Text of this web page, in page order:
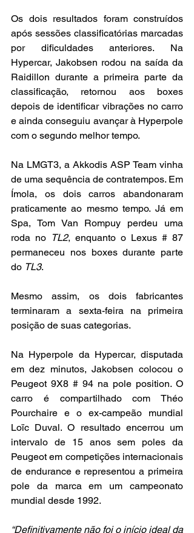
Os dois resultados foram construídos
após sessões classificatórias marcadas
por dificuldades anteriores. Na
Hypercar, Jakobsen rodou na saída da
Raidillon durante a primeira parte da
classificação, retornou aos boxes
depois de identificar vibrações no carro
e ainda conseguiu avançar à Hyperpole
com o segundo melhor tempo.
Na LMGT3, a Akkodis ASP Team vinha
de uma sequência de contratempos. Em
Ímola, os dois carros abandonaram
praticamente ao mesmo tempo. Já em
Spa, Tom Van Rompuy perdeu uma
roda no TL2, enquanto o Lexus # 87
permaneceu nos boxes durante parte
do TL3.
Mesmo assim, os dois fabricantes
terminaram a sexta-feira na primeira
posição de suas categorias.
Na Hyperpole da Hypercar, disputada
em dez minutos, Jakobsen colocou o
Peugeot 9X8 # 94 na pole position. O
carro é compartilhado com Théo
Pourchaire e o ex-campeão mundial
Loïc Duval. O resultado encerrou um
intervalo de 15 anos sem poles da
Peugeot em competições internacionais
de endurance e representou a primeira
pole da marca em um campeonato
mundial desde 1992.
“Definitivamente não foi o início ideal da